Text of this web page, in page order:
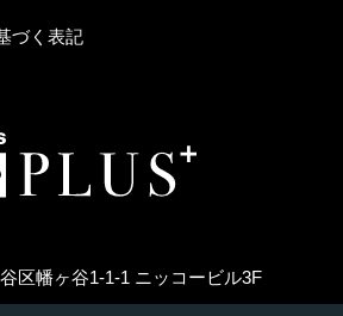
づく表記
区幡ヶ谷1-1-1 ニッコービル3F